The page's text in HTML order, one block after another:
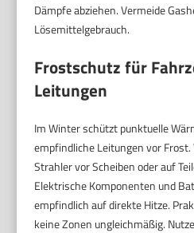
Dämpfe abziehen. Vermeide
Lösemittelgebrauch.
Frostschutz für
Leitungen
Im Winter schützt punktuelle
empfindliche Leitungen vor
Strahler vor Scheiben oder auf
Elektrische Komponenten und
empfindlich auf direkte Hitze.
keine Zonen ungleichmäßig.